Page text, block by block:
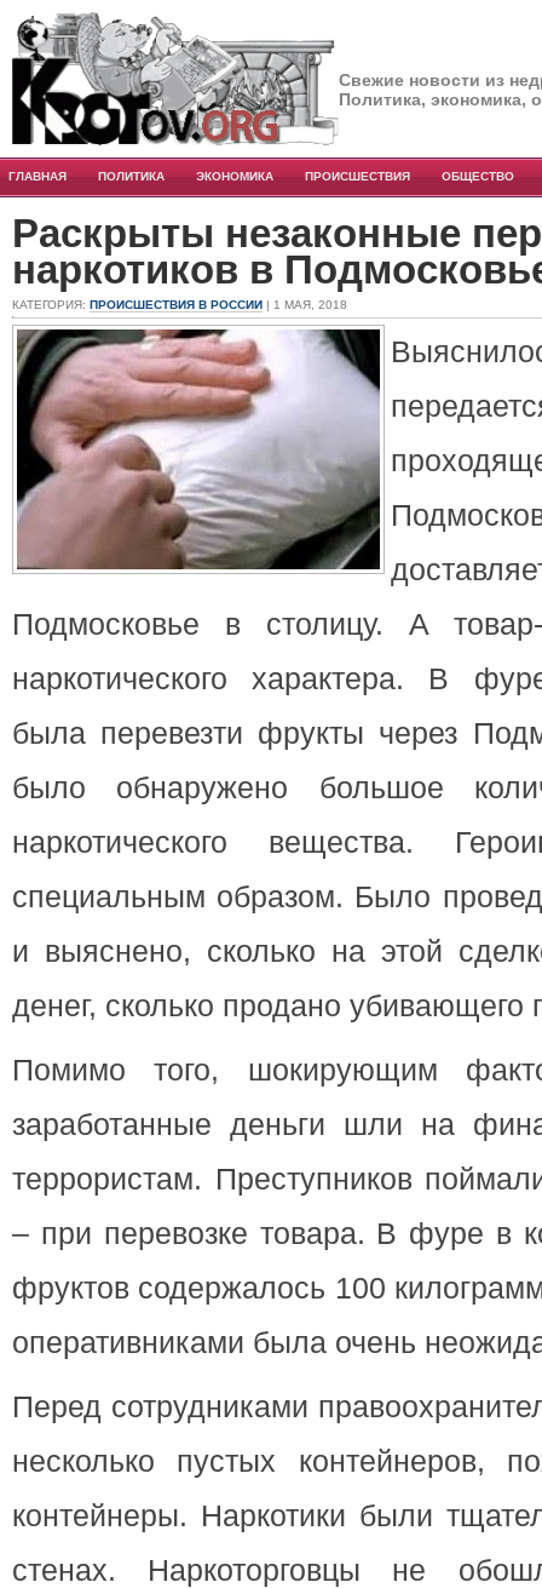
Свежие новости из
Политика, экономика,
ГЛАВНАЯ ПОЛИТИКА ЭКОНОМИКА ПРОИСШЕСТВИЯ ОБЩЕСТВО
Раскрыты незаконные
наркотиков в
КАТЕГОРИЯ: ПРОИСШЕСТВИЯ В РОССИИ | 1 МАЯ, 2018
Подмосковье в столицу. А
наркотического характера. В
была перевезти фрукты через
было обнаружено большое
наркотического вещества.
специальным образом. Было
и выяснено, сколько на этой
денег, сколько продано убивающего
Помимо того, шокирующим
заработанные деньги шли на
террористам. Преступников
– при перевозке товара. В фуре в
фруктов содержалось 100
оперативниками была очень
Перед сотрудниками
несколько пустых контейнеров,
контейнеры. Наркотики были
стенах. Наркоторговцы не